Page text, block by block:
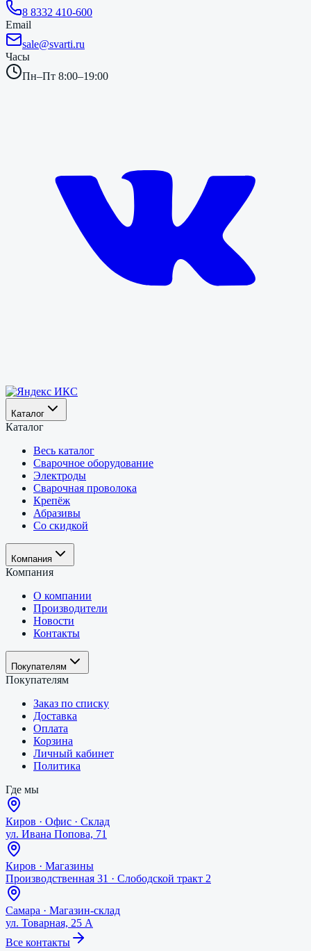
8 8332 410-600
Email
sale@svarti.ru
Часы
Пн–Пт 8:00–19:00
Каталог
Каталог
Весь каталог
Сварочное оборудование
Электроды
Сварочная проволока
Крепёж
Абразивы
Со скидкой
Компания
Компания
О компании
Производители
Новости
Контакты
Покупателям
Покупателям
Заказ по списку
Доставка
Оплата
Корзина
Личный кабинет
Политика
Где мы
Киров · Офис · Склад
ул. Ивана Попова, 71
Киров · Магазины
Производственная 31 · Слободской тракт 2
Самара · Магазин-склад
ул. Товарная, 25 А
Все контакты